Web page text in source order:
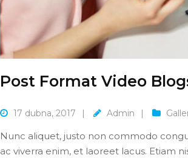
Post Format Video
17 dubna, 2017 Admin
Nunc aliquet, justo non commodo
ac viverra enim, et laoreet lacus. Etiam